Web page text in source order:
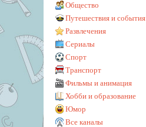
Общество
Путешествия и события
Развлечения
Сериалы
Спорт
Транспорт
Фильмы и анимация
Хобби и образование
Юмор
Все каналы